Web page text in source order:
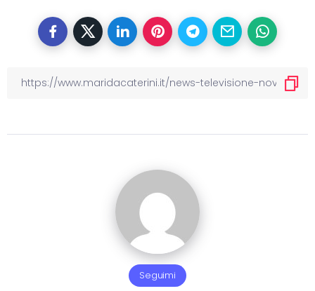
Seguimi